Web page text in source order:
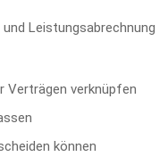
Leistungsabrechnung
Verträgen verknüpfen
können